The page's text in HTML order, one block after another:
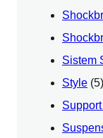
Sistem
Style (5)
Support